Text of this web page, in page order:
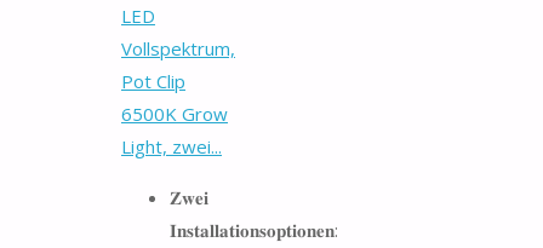
LED
Vollspektrum,
Pot Clip
6500K Grow
Light, zwei...
𝐙𝐰𝐞𝐢
𝐈𝐧𝐬𝐭𝐚𝐥𝐥𝐚𝐭𝐢𝐨𝐧𝐬𝐨𝐩𝐭𝐢𝐨𝐧𝐞𝐧: